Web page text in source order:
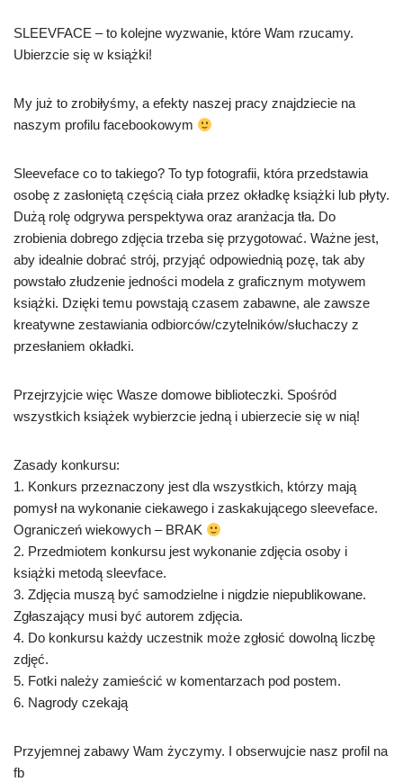
SLEEVFACE – to kolejne wyzwanie, które Wam rzucamy.
Ubierzcie się w książki!
My już to zrobiłyśmy, a efekty naszej pracy znajdziecie na
naszym profilu facebookowym
Sleeveface co to takiego? To typ fotografii, która przedstawia
osobę z zasłoniętą częścią ciała przez okładkę książki lub płyty.
Dużą rolę odgrywa perspektywa oraz aranżacja tła. Do
zrobienia dobrego zdjęcia trzeba się przygotować. Ważne jest,
aby idealnie dobrać strój, przyjąć odpowiednią pozę, tak aby
powstało złudzenie jedności modela z graficznym motywem
książki. Dzięki temu powstają czasem zabawne, ale zawsze
kreatywne zestawiania odbiorców/czytelników/słuchaczy z
przesłaniem okładki.
Przejrzyjcie więc Wasze domowe biblioteczki. Spośród
wszystkich książek wybierzcie jedną i ubierzecie się w nią!
Zasady konkursu:
1. Konkurs przeznaczony jest dla wszystkich, którzy mają
pomysł na wykonanie ciekawego i zaskakującego sleeveface.
Ograniczeń wiekowych – BRAK
2. Przedmiotem konkursu jest wykonanie zdjęcia osoby i
książki metodą sleevface.
3. Zdjęcia muszą być samodzielne i nigdzie niepublikowane.
Zgłaszający musi być autorem zdjęcia.
4. Do konkursu każdy uczestnik może zgłosić dowolną liczbę
zdjęć.
5. Fotki należy zamieścić w komentarzach pod postem.
6. Nagrody czekają
Przyjemnej zabawy Wam życzymy. I obserwujcie nasz profil na
fb